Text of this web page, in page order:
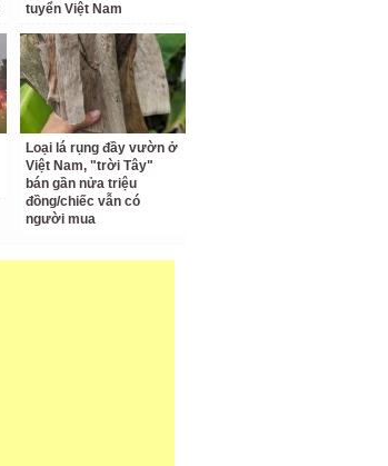
tuyển Việt Nam
Loại lá rụng đầy vườn ở
Việt Nam, "trời Tây"
bán gần nửa triệu
đồng/chiếc vẫn có
người mua